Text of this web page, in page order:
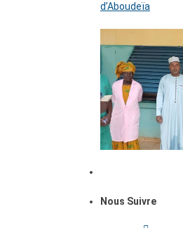
d’Aboudeïa
Nous Suivre